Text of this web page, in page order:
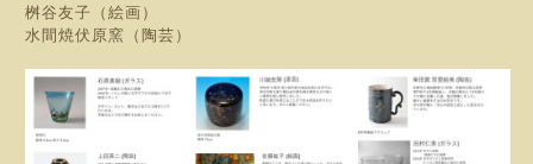
桝谷友子（絵画）
水間焼伏原窯（陶芸）